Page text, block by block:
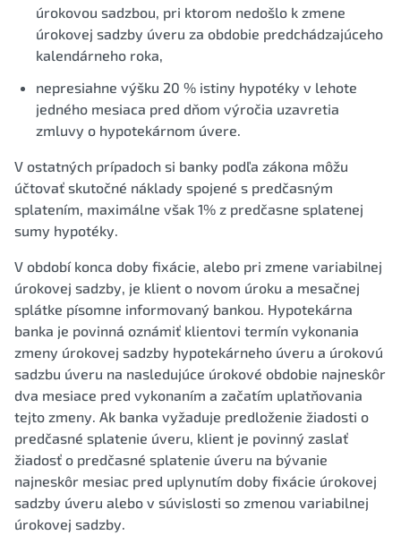
úrokovou sadzbou, pri ktorom nedošlo k zmene
úrokovej sadzby úveru za obdobie predchádzajúceho
kalendárneho roka,
nepresiahne výšku 20 % istiny hypotéky v lehote
jedného mesiaca pred dňom výročia uzavretia
zmluvy o hypotekárnom úvere.
V ostatných prípadoch si banky podľa zákona môžu
účtovať skutočné náklady spojené s predčasným
splatením, maximálne však 1% z predčasne splatenej
sumy hypotéky.
V období konca doby fixácie, alebo pri zmene variabilnej
úrokovej sadzby, je klient o novom úroku a mesačnej
splátke písomne informovaný bankou. Hypotekárna
banka je povinná oznámiť klientovi termín vykonania
zmeny úrokovej sadzby hypotekárneho úveru a úrokovú
sadzbu úveru na nasledujúce úrokové obdobie najneskôr
dva mesiace pred vykonaním a začatím uplatňovania
tejto zmeny. Ak banka vyžaduje predloženie žiadosti o
predčasné splatenie úveru, klient je povinný zaslať
žiadosť o predčasné splatenie úveru na bývanie
najneskôr mesiac pred uplynutím doby fixácie úrokovej
sadzby úveru alebo v súvislosti so zmenou variabilnej
úrokovej sadzby.